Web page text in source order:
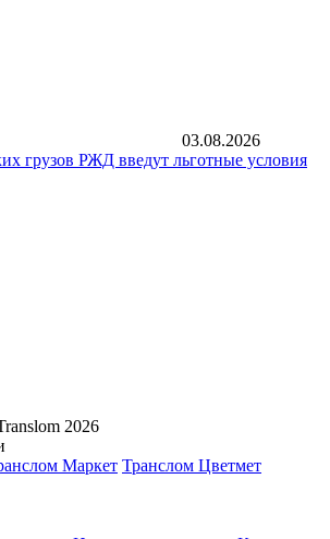
03.08.2026
грузов РЖД введут льготные условия
2026
Маркет Транслом Цветмет